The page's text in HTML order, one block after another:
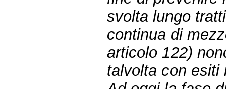
svolta lungo
continua di
articolo 122)
talvolta con esiti